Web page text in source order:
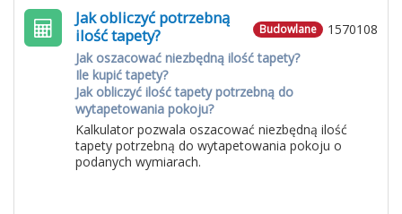
1570108
Budowlane
Jak obliczyć potrzebną
ilość tapety?
Jak oszacować niezbędną ilość tapety?
Ile kupić tapety?
Jak obliczyć ilość tapety potrzebną do
wytapetowania pokoju?
Kalkulator pozwala oszacować niezbędną ilość
tapety potrzebną do wytapetowania pokoju o
podanych wymiarach.